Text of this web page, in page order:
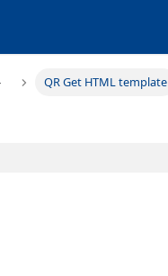
QR Get HTML template